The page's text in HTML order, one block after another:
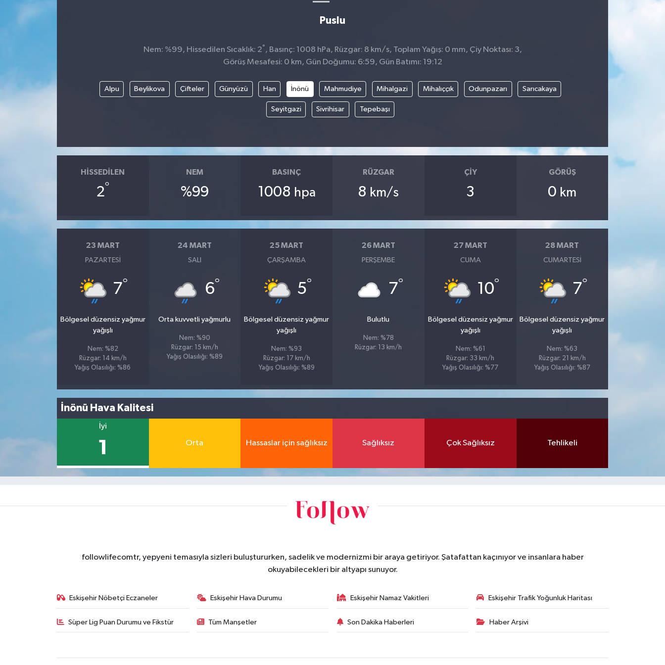
Puslu
Nem: %99, Hissedilen Sıcaklık: 2° , Basınç: 1008 hPa, Rüzgar: 8 km/s, Toplam Yağış: 0 mm, Çiy Noktası: 3,
Görüş Mesafesi: 0 km, Gün Doğumu: 6:59, Gün Batımı: 19:12
Alpu Beylikova Çifteler Günyüzü Han İnönü Mahmudiye Mihalgazi Mihalıççık Odunpazarı Sarıcakaya
Seyitgazi Sivrihisar Tepebaşı
HISSEDILEN
2°
NEM
%99
BASINÇ
1008 hpa
RÜZGAR
8 km/s
ÇIY
3
GÖRÜŞ
0 km
23 MART
PAZARTESI
7°
Bölgesel düzensiz yağmur
yağışlı
Nem: %82
Rüzgar: 14 km/h
Yağış Olasılığı: %86
24 MART
SALI
6°
Orta kuvvetli yağmurlu
Nem: %90
Rüzgar: 15 km/h
Yağış Olasılığı: %89
25 MART
ÇARŞAMBA
5°
Bölgesel düzensiz yağmur
yağışlı
Nem: %93
Rüzgar: 17 km/h
Yağış Olasılığı: %89
26 MART
PERŞEMBE
7°
Bulutlu
Nem: %78
Rüzgar: 13 km/h
27 MART
CUMA
10°
Bölgesel düzensiz yağmur
yağışlı
Nem: %61
Rüzgar: 33 km/h
Yağış Olasılığı: %77
28 MART
CUMARTESI
7°
Bölgesel düzensiz yağmur
yağışlı
Nem: %63
Rüzgar: 21 km/h
Yağış Olasılığı: %87
İnönü Hava Kalitesi
İyi
1 Orta Hassaslar için sağlıksız Sağlıksız Çok Sağlıksız Tehlikeli
followlifecomtr, yepyeni temasıyla sizleri buluştururken, sadelik ve modernizmi bir araya getiriyor. Şatafattan kaçınıyor ve insanlara haber
okuyabilecekleri bir altyapı sunuyor.
Eskişehir Nöbetçi Eczaneler Eskişehir Hava Durumu Eskişehir Namaz Vakitleri Eskişehir Trafik Yoğunluk Haritası
Süper Lig Puan Durumu ve Fikstür Tüm Manşetler Son Dakika Haberleri Haber Arşivi